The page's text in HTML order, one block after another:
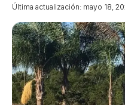
Última actualización: mayo 18,